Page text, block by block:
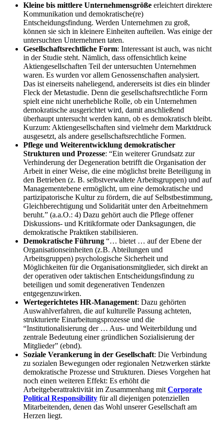
Kleine bis mittlere Unternehmensgröße erleichtert direktere
Kommunikation und demokratische(re)
Entscheidungsfindung. Werden Unternehmen zu groß,
können sie sich in kleinere Einheiten aufteilen. Was einige der
untersuchten Unternehmen taten.
Gesellschaftsrechtliche Form: Interessant ist auch, was nicht
in der Studie steht. Nämlich, dass offensichtlich keine
Aktiengesellschaften Teil der untersuchten Unternehmen
waren. Es wurden vor allem Genossenschaften analysiert.
Das ist einerseits naheliegend, andererseits ist dies ein blinder
Fleck der Metastudie. Denn die gesellschaftsrechtliche Form
spielt eine nicht unerhebliche Rolle, ob ein Unternehmen
demokratische ausgerichtet wird, damit anschließend
überhaupt untersucht werden kann, ob es demokratisch bleibt.
Kurzum: Aktiengesellschaften sind vielmehr dem Marktdruck
ausgesetzt, als andere gesellschaftsrechtliche Formen.
Pflege und Weiterentwicklung demokratischer
Strukturen und Prozesse: “Ein weiterer Grundsatz zur
Verhinderung der Degeneration betrifft die Organisation der
Arbeit in einer Weise, die eine möglichst breite Beteiligung in
den Betrieben (z. B. selbstverwaltete Arbeitsgruppen) und auf
Managementebene ermöglicht, um eine demokratische und
partizipatorische Kultur zu fördern, die auf Selbstbestimmung,
Gleichberechtigung und Solidarität unter den Arbeitnehmern
beruht.” (a.a.O.: 4) Dazu gehört auch die Pflege offener
Diskussions- und Kritikformate oder Danksagungen, die
demokratische Praktiken stabilisieren.
Demokratische Führung “… bietet … auf der Ebene der
Organisationseinheiten (z.B. Abteilungen und
Arbeitsgruppen) psychologische Sicherheit und
Möglichkeiten für die Organisationsmitglieder, sich direkt an
der operativen oder taktischen Entscheidungsfindung zu
beteiligen und somit degenerativen Tendenzen
entgegenzuwirken.
Wertegerichtetes HR-Management: Dazu gehörten
Auswahlverfahren, die auf kulturelle Passung achteten,
strukturierte Einarbeitungsprozesse und die
“Institutionalisierung der … Aus- und Weiterbildung und
zentrale Bedeutung einer gründlichen Sozialisierung der
Mitglieder” (ebnd).
Soziale Verankerung in der Gesellschaft: Die Verbindung
zu sozialen Bewegungen oder regionalen Netzwerken stärkte
demokratische Prozesse und Strukturen. Dieses Vorgehen hat
noch einen weiteren Effekt: Es erhöht die
Arbeitgeberattraktivität im Zusammenhang mit Corporate
Political Responsibility für all diejenigen potenziellen
Mitarbeitenden, denen das Wohl unserer Gesellschaft am
Herzen liegt.